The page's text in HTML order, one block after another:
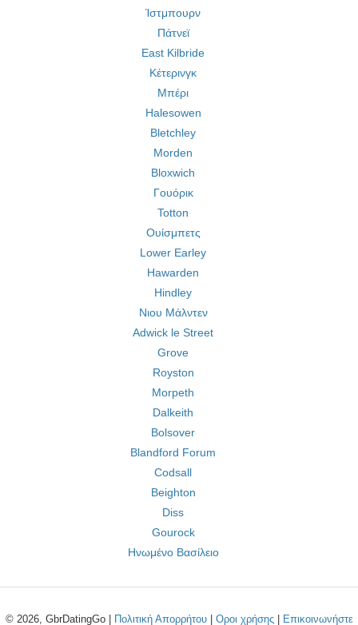
Ίστμπουρν
Πάτνεϊ
East Kilbride
Κέτερινγκ
Μπέρι
Halesowen
Bletchley
Morden
Bloxwich
Γουόρικ
Totton
Ουίσμπετς
Lower Earley
Hawarden
Hindley
Νιου Μάλντεν
Adwick le Street
Grove
Royston
Morpeth
Dalkeith
Bolsover
Blandford Forum
Codsall
Beighton
Diss
Gourock
Ηνωμένο Βασίλειο
© 2026, GbrDatingGo | Πολιτική Απορρήτου| Οροι χρήσης| Επικοινωνήστε